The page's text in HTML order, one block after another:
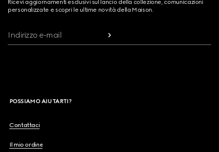
Ricevi aggiornamenti esclusivi sul lancio della collezione, comunicazioni
personalizzate e scopri le ultime novità della Maison.
Indirizzo e-mail
POSSIAMO AIUTARTI?
Contattaci
Il mio ordine